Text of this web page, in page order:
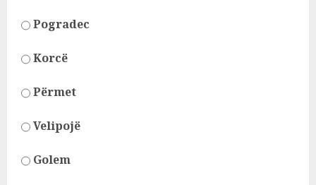
Pogradec
Korcë
Përmet
Velipojë
Golem